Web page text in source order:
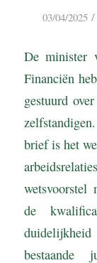
03/04/2025 /
De minister
Financiën
gestuurd
brief is het
wetsvoorstel
de